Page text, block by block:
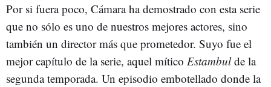
Por si fuera poco, Cámara ha demostrado con esta serie
que no sólo es uno de nuestros mejores actores, sino
también un director más que prometedor. Suyo fue el
mejor capítulo de la serie, aquel mítico Estambulde la
segunda temporada. Un episodio embotellado donde la